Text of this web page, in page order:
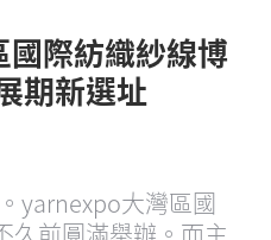
際紡織紗線博
期新選址
yarnexpo大灣區國